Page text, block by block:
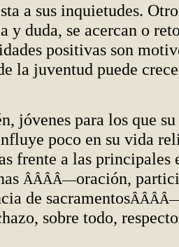
a sus inquietudes.
y duda, se acercan o
positivas son
la juventud puede
jóvenes para los que
poco en su vida
frente a las principales
ÂÂÂÂ—oración,
de sacramentos
sobre todo,